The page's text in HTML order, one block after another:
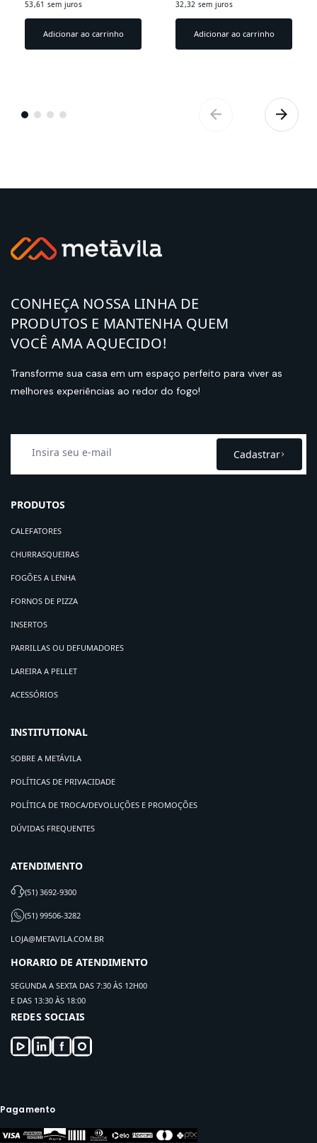
53,61 sem juros
Adicionar ao carrinho
32,32 sem juros
Adicionar ao carrinho
CONHEÇA NOSSA LINHA DE
PRODUTOS E MANTENHA QUEM
VOCÊ AMA AQUECIDO!
Transforme sua casa em um espaço perfeito para viver as
melhores experiências ao redor do fogo!
Cadastrar
PRODUTOS
CALEFATORES
CHURRASQUEIRAS
FOGÕES A LENHA
FORNOS DE PIZZA
INSERTOS
PARRILLAS OU DEFUMADORES
LAREIRA A PELLET
ACESSÓRIOS
INSTITUTIONAL
SOBRE A METÁVILA
POLÍTICAS DE PRIVACIDADE
POLÍTICA DE TROCA/DEVOLUÇÕES E PROMOÇÕES
DÚVIDAS FREQUENTES
ATENDIMENTO
(51) 3692-9300
(51) 99506-3282
LOJA@METAVILA.COM.BR
HORARIO DE ATENDIMENTO
SEGUNDA A SEXTA DAS 7:30 ÀS 12H00
E DAS 13:30 ÀS 18:00
REDES SOCIAIS
Pagamento